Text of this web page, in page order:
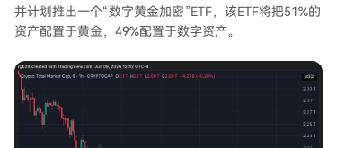
并计划推出一个“数字黄金加密”ETF，该ETF将把51%的
资产配置于黄金，49%配置于数字资产。